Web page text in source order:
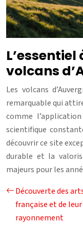
volcans
Les volcans
remarquable qui
comme
scientifique
découvrir ce site
durable et la
majeurs pour les
Découverte des
française et de leur
rayonnement